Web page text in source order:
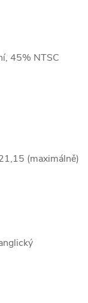
45% NTSC
(maximálně)